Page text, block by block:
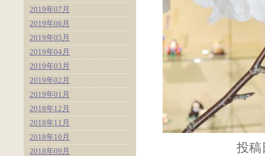
投稿
2019年07月
2019年06月
2019年05月
2019年04月
2019年03月
2019年02月
2019年01月
2018年12月
2018年11月
2018年10月
2018年09月